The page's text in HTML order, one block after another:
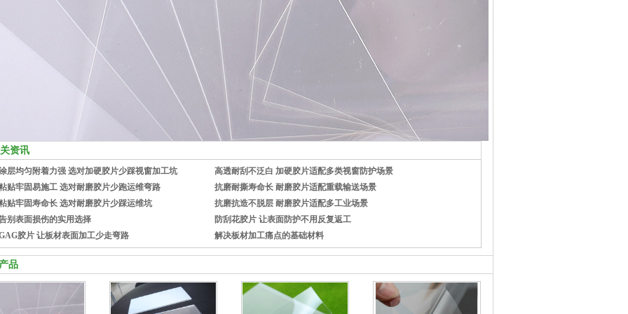
资讯
层均匀附着力强 选对加硬胶片少踩视窗加工坑
高透耐刮不泛白 加硬胶片适配多类视窗防护场景
贴牢固易施工 选对耐磨胶片少跑运维弯路
抗磨耐撕寿命长 耐磨胶片适配重载输送场景
贴牢固寿命长 选对耐磨胶片少踩运维坑
抗磨抗造不脱层 耐磨胶片适配多工业场景
别表面损伤的实用选择
防刮花胶片 让表面防护不用反复返工
胶片 让板材表面加工少走弯路
解决板材加工痛点的基础材料
品